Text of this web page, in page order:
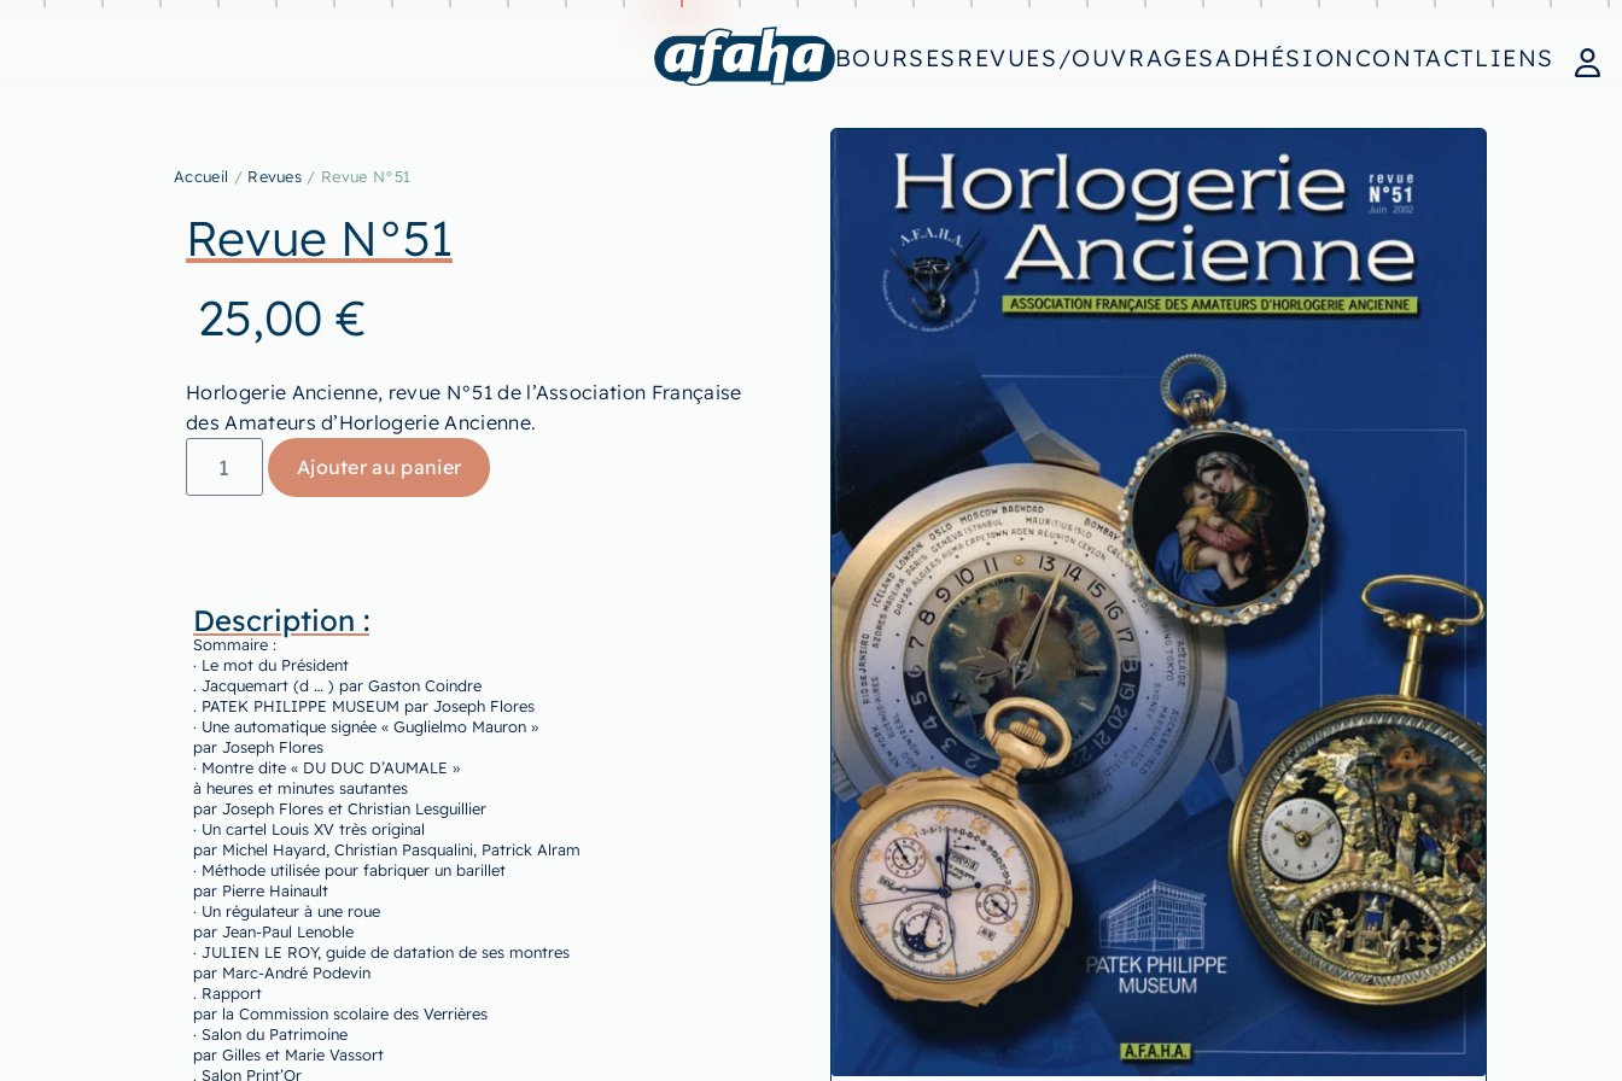
BOURSES REVUES/OUVRAGESADHÉSION CONTACTLIENS
Accueil / Revues / Revue N°51
Revue N°51
25,00 €
Horlogerie Ancienne, revue N°51 de l’Association Française
des Amateurs d’Horlogerie Ancienne.
Ajouter au panier
Description :
Sommaire :
· Le mot du Président
. Jacquemart (d … ) par Gaston Coindre
. PATEK PHILIPPE MUSEUM par Joseph Flores
· Une automatique signée « Guglielmo Mauron »
par Joseph Flores
· Montre dite « DU DUC D’AUMALE »
à heures et minutes sautantes
par Joseph Flores et Christian Lesguillier
· Un cartel Louis XV très original
par Michel Hayard, Christian Pasqualini, Patrick Alram
· Méthode utilisée pour fabriquer un barillet
par Pierre Hainault
· Un régulateur à une roue
par Jean-Paul Lenoble
· JULIEN LE ROY, guide de datation de ses montres
par Marc-André Podevin
. Rapport
par la Commission scolaire des Verrières
· Salon du Patrimoine
par Gilles et Marie Vassort
. Salon Print’Or